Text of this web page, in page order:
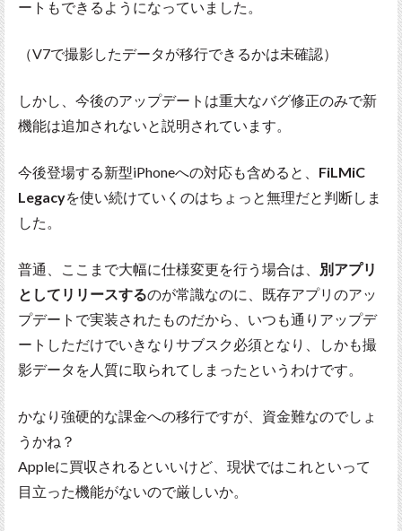
ートもできるようになっていました。
（V7で撮影したデータが移行できるかは未確認）
しかし、今後のアップデートは重大なバグ修正のみで新
機能は追加されないと説明されています。
今後登場する新型iPhoneへの対応も含めると、 FiLMiC
Legacyを使い続けていくのはちょっと無理だと判断しま
した。
普通、ここまで大幅に仕様変更を行う場合は、
別アプリ
としてリリースするのが常識なのに、既存アプリのアッ
プデートで実装されたものだから、いつも通りアップデ
ートしただけでいきなりサブスク必須となり、しかも撮
影データを人質に取られてしまったというわけです。
かなり強硬的な課金への移行ですが、資金難なのでしょ
うかね？
Appleに買収されるといいけど、現状ではこれといって
目立った機能がないので厳しいか。